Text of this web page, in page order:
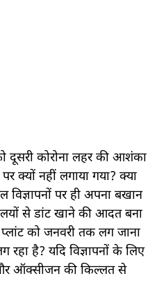
दूसरी कोरोना लहर की आशंका
क्यों नहीं लगाया गया? क्या
पर ही अपना बखान
से डांट खाने की आदत बना
को जनवरी तक लग जाना
है? यदि विज्ञापनों के लिए
और ऑक्सीजन की किल्लत से